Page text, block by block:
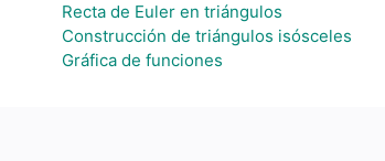
Recta de Euler en triángulos
Construcción de triángulos isósceles
Gráfica de funciones